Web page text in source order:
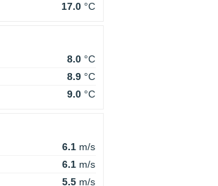
17.0 °C
8.0 °C
8.9 °C
9.0 °C
6.1 m/s
6.1 m/s
5.5 m/s